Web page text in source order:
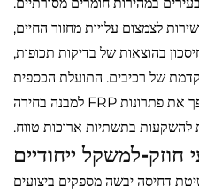
לצמצום עלויות מחזור החיים,
בהוצאות של בדיקות תכופות,
של רכיבים. התועלת הכספית
מצטברת עם הזמן, מה שהופך את פתרונות FRP למבנה בחירה
להשקעות בתשתיות ארוכות טווח.
חוזק-למשקל ייחודיים
דחיסה יבשה מספקים ביצועים